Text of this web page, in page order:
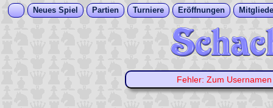
Neues Spiel Partien Turniere Eröffnungen
Fehler: Zum